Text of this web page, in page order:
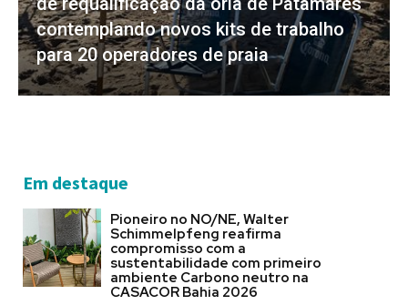
contemplando novos kits de trabalho
para 20 operadores de praia
Em destaque
Pioneiro no NO/NE, Walter
Schimmelpfeng reafirma
compromisso com a
sustentabilidade com primeiro
ambiente Carbono neutro na
CASACOR Bahia 2026